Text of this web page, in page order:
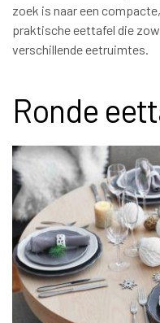
zoek is naar een
praktische eettafel die
verschillende eetruimtes.
Ronde